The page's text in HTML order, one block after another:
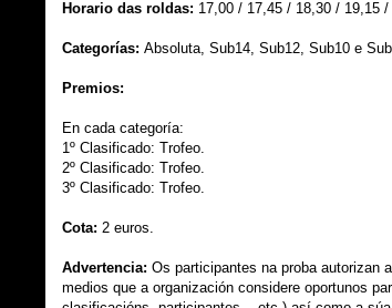
Horario das roldas: 17,00 / 17,45 / 18,30 / 19,15 /
Categorías: Absoluta, Sub14, Sub12, Sub10 e
Premios:
En cada categoría:
1º Clasificado: Trofeo.
2º Clasificado: Trofeo.
3º Clasificado: Trofeo.
Cota: 2 euros.
Advertencia: Os participantes na proba autorizan
medios que a organización considere oportunos